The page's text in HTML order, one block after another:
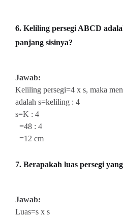
6. Keliling persegi ABCD
panjang sisinya?
Jawab:
Keliling persegi=4 x s, maka
adalah s=keliling : 4
s=K : 4
=48 : 4
=12 cm
7. Berapakah luas persegi
Jawab:
Luas=s x s